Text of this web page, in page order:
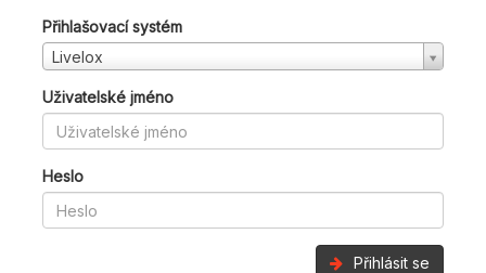
Přihlašovací systém
Livelox
Uživatelské jméno
Heslo
Přihlásit se